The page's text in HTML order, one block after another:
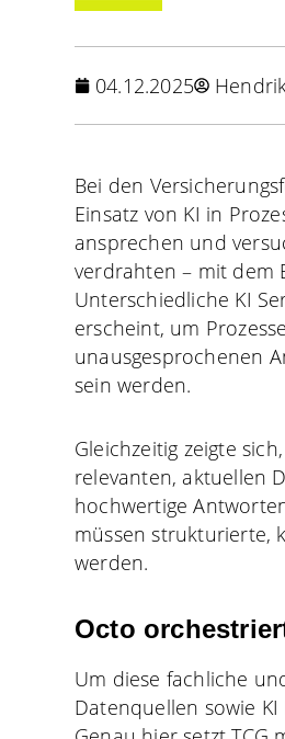
04.12.2025
Bei den
Einsatz von KI in
ansprechen und
verdrahten – mit dem
Unterschiedliche KI
erscheint, um
unausgesprochenen
sein werden.
Gleichzeitig zeigte
relevanten, aktuellen
hochwertige
müssen strukturierte,
werden.
Octo
Um diese fachliche
Datenquellen sowie